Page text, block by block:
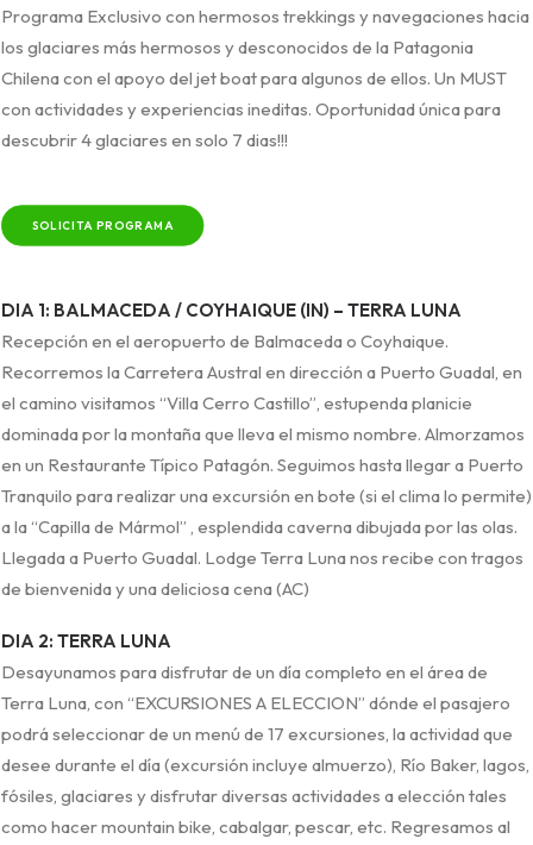
Programa Exclusivo con hermosos trekkings y navegaciones hacia
los glaciares más hermosos y desconocidos de la Patagonia
Chilena con el apoyo del jet boat para algunos de ellos. Un MUST
con actividades y experiencias ineditas. Oportunidad única para
descubrir 4 glaciares en solo 7 dias!!!
SOLICITA PROGRAMA
DIA 1: BALMACEDA / COYHAIQUE (IN) – TERRA LUNA
Recepción en el aeropuerto de Balmaceda o Coyhaique.
Recorremos la Carretera Austral en dirección a Puerto Guadal, en
el camino visitamos “Villa Cerro Castillo”, estupenda planicie
dominada por la montaña que lleva el mismo nombre. Almorzamos
en un Restaurante Típico Patagón. Seguimos hasta llegar a Puerto
Tranquilo para realizar una excursión en bote (si el clima lo permite)
a la “Capilla de Mármol” , esplendida caverna dibujada por las olas.
Llegada a Puerto Guadal. Lodge Terra Luna nos recibe con tragos
de bienvenida y una deliciosa cena (AC)
DIA 2: TERRA LUNA
Desayunamos para disfrutar de un día completo en el área de
Terra Luna, con “EXCURSIONES A ELECCION” dónde el pasajero
podrá seleccionar de un menú de 17 excursiones, la actividad que
desee durante el día (excursión incluye almuerzo), Río Baker, lagos,
fósiles, glaciares y disfrutar diversas actividades a elección tales
como hacer mountain bike, cabalgar, pescar, etc. Regresamos al